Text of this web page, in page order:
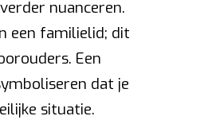
nuanceren.
een familielid; dit
Een
dat je
situatie.